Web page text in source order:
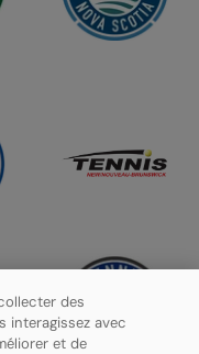
des
interagissez avec
et de